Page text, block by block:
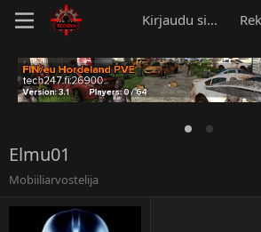
Kirjaudu sisään
Elmu01
Mobiiliarvostelija